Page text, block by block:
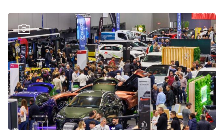
Ver Galeria